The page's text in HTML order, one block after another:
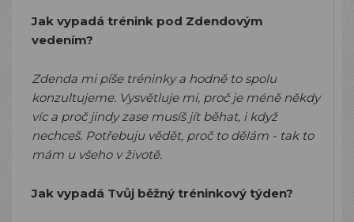
Jak vypadá trénink pod Zdendovým
vedením?
Zdenda mi píše tréninky a hodně to spolu
konzultujeme. Vysvětluje mi, proč je méně někdy
víc a proč jindy zase musíš jít běhat, i když
nechceš. Potřebuju vědět, proč to dělám - tak to
mám u všeho v životě.
Jak vypadá Tvůj běžný tréninkový týden?